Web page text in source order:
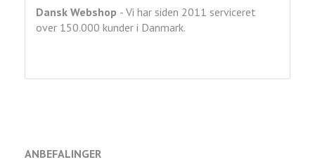
Dansk Webshop - Vi har siden 2011 serviceret
over 150.000 kunder i Danmark.
ANBEFALINGER